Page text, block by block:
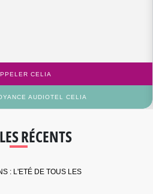
CELIA
AUDIOTEL CELIA
RÉCENTS
: L'ETÉ DE TOUS LES